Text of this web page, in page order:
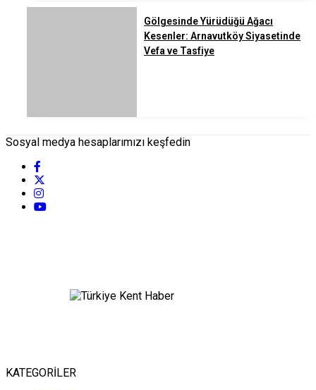
Gölgesinde Yürüdüğü Ağacı
Kesenler: Arnavutköy Siyasetinde
Vefa ve Tasfiye
Sosyal medya hesaplarımızı keşfedin
KATEGORİLER